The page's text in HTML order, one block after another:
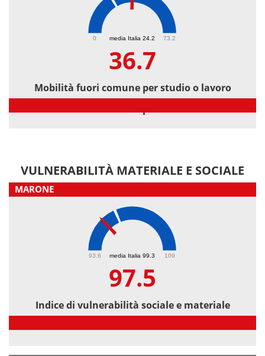
media Italia 24.2
0 73.2
36.7
Mobilità fuori comune per studio o lavoro
VULNERABILITÀ MATERIALE E SOCIALE
MARONE
media Italia 99.3
93.6 109
97.5
Indice di vulnerabilità sociale e materiale